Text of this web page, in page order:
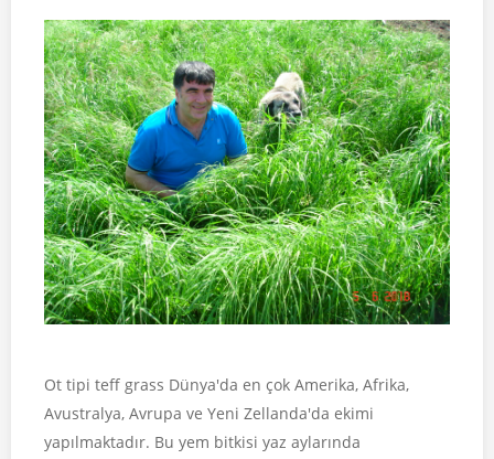
Ot tipi teff grass Dünya'da en çok Amerika, Afrika,
Avustralya, Avrupa ve Yeni Zellanda'da ekimi
yapılmaktadır. Bu yem bitkisi yaz aylarında